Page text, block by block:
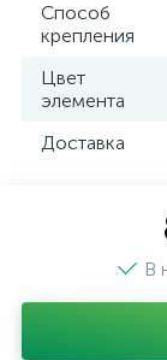
Способ
крепления
Цвет
элемента
Доставка
В